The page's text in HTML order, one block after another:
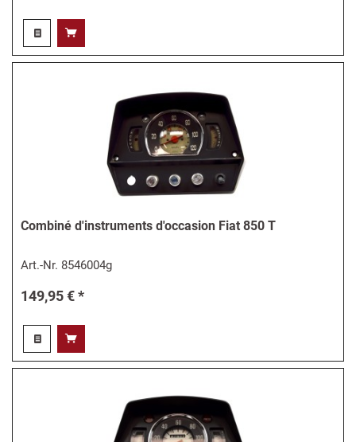
Combiné d'instruments d'occasion Fiat 850 T
Art.-Nr. 8546004g
149,95 € *